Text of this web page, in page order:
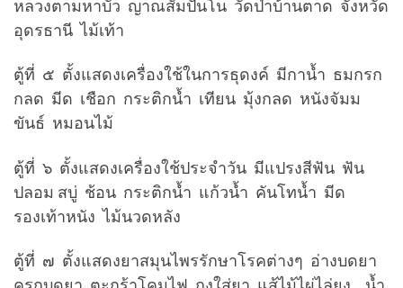
หลวงตามหาบัว ญาณสัมปันโน วัดป่าบ้านตาด จังหวัด
อุดรธานี ไม้เท้า
ตู้ที่ ๕ ตั้งแสดงเครื่องใช้ในการธุดงค์ มีกาน้ำ ธมกรก
กลด มีด เชือก กระติกน้ำ เทียน มุ้งกลด หนังจัมม
ขันธ์ หมอนไม้
ตู้ที่ ๖ ตั้งแสดงเครื่องใช้ประจำวัน มีแปรงสีฟัน ฟัน
ปลอม สบู่ ช้อน กระติกน้ำ แก้วน้ำ คันโทน้ำ มีด
รองเท้าหนัง ไม้นวดหลัง
ตู้ที่ ๗ ตั้งแสดงยาสมุนไพรรักษาโรคต่างๆ อ่างบดยา